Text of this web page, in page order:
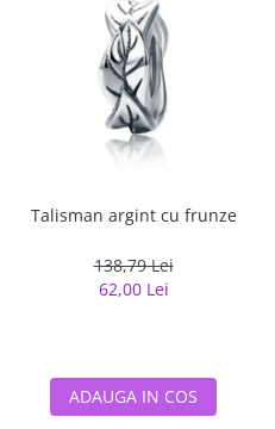
Talisman argint cu frunze
138,79 Lei
62,00 Lei
ADAUGA IN COS